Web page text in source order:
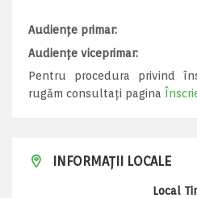
Audiențe primar:
Audiențe viceprimar:
Pentru procedura privind
rugăm consultați pagina
INFORMAȚII LOCALE
Local